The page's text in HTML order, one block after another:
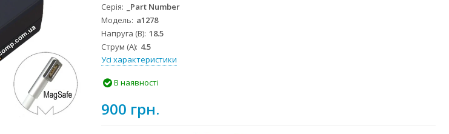
Серія
_Part Number
Модель a1278
Напруга (В) 18.5
Струм (А) 4.5
Усі характеристики
В наявності
900 грн.